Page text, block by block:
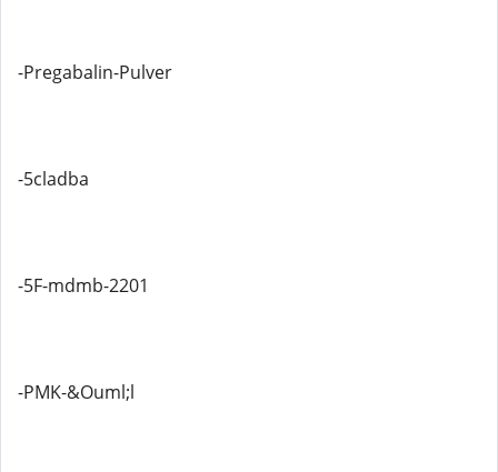
-Pregabalin-Pulver
-5cladba
-5F-mdmb-2201
-PMK-&Ouml;l